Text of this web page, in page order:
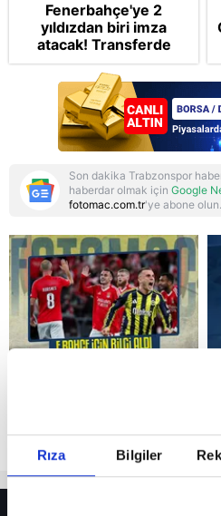
Rıza Bilgiler
Reddet
Fenerbahçe'ye 2
yıldızdan biri imza
atacak! Transferde
golcü harekatı...
Son dakika Trabzonspor
haberdar olmak için Google
fotomac.com.tr'ye abone olun.